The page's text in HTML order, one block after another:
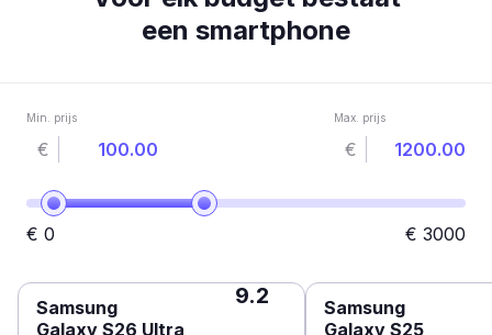
een smartphone
Min. prijs
€
Max. prijs
€
€ 0 € 3000
Samsung
Galaxy S26 Ultra
9.2
Samsung
Galaxy S25